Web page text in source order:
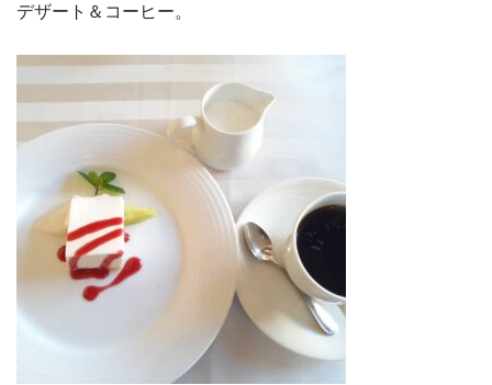
デザート＆コーヒー。